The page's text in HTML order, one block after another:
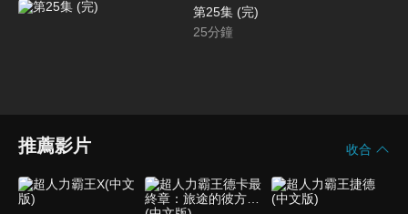
第25集 (完)
25分鐘
推薦影片 收合